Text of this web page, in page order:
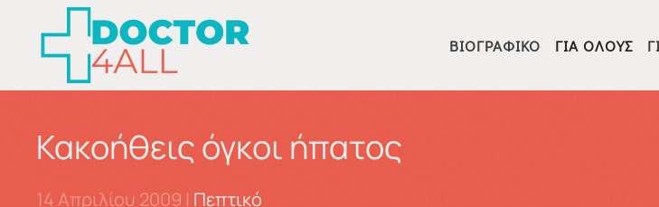
Skip to main content ΒΙΟΓΡΑΦΙΚΌ ΓΙΑ ΌΛΟΥΣ
Κακοήθεις όγκοι ήπατος
14 Απριλίου 2009 | Πεπτικό